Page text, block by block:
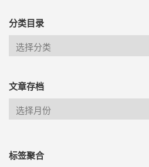
分类目录
文章存档
标签聚合